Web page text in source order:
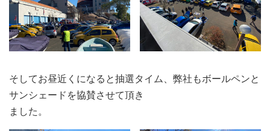
そしてお昼近くになると抽選タイム、弊社もボールペンと
サンシェードを協賛させて頂き
ました。